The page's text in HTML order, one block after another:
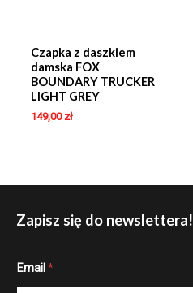
Czapka z daszkiem
damska FOX
BOUNDARY TRUCKER
LIGHT GREY
149,00 zł
Zapisz się do newslettera!
m
Email *